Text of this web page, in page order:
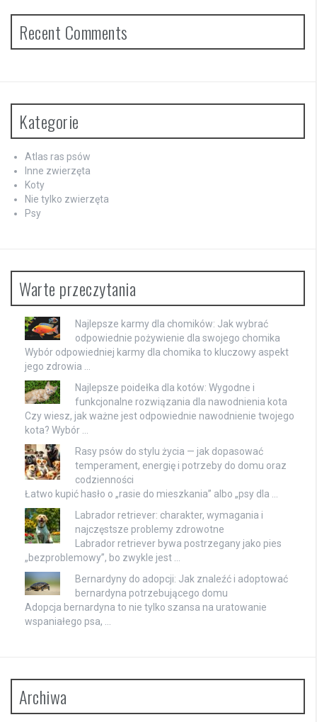
Recent Comments
Kategorie
Atlas ras psów
Inne zwierzęta
Koty
Nie tylko zwierzęta
Psy
Warte przeczytania
Najlepsze karmy dla chomików: Jak wybrać
odpowiednie pożywienie dla swojego chomika
Wybór odpowiedniej karmy dla chomika to kluczowy aspekt
jego zdrowia …
Najlepsze poidełka dla kotów: Wygodne i
funkcjonalne rozwiązania dla nawodnienia kota
Czy wiesz, jak ważne jest odpowiednie nawodnienie twojego
kota? Wybór …
Rasy psów do stylu życia — jak dopasować
temperament, energię i potrzeby do domu oraz
codzienności
Łatwo kupić hasło o „rasie do mieszkania” albo „psy dla …
Labrador retriever: charakter, wymagania i
najczęstsze problemy zdrowotne
Labrador retriever bywa postrzegany jako pies
„bezproblemowy”, bo zwykle jest …
Bernardyny do adopcji: Jak znaleźć i adoptować
bernardyna potrzebującego domu
Adopcja bernardyna to nie tylko szansa na uratowanie
wspaniałego psa, …
Archiwa